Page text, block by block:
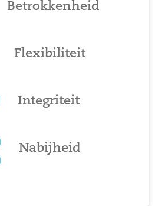
Betrokkenheid
Flexibiliteit
Integriteit
Nabijheid